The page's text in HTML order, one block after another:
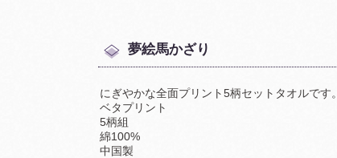
夢絵馬かざり
にぎやかな全面プリント5柄セットタオルです。
ベタプリント
5柄組
綿100%
中国製